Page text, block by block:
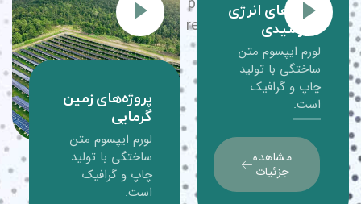
پروژه‌های انرژی
خورشیدی
لورم ایپسوم متن
ساختگی با تولید
چاپ و گرافیک
است.
مشاهده
جزئیات
پروژه‌های زمین
گرمایی
لورم ایپسوم متن
ساختگی با تولید
چاپ و گرافیک
است.